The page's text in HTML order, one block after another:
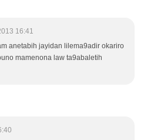
16:41
anetabih jayidan lilema9adir okariro
mamenona law ta9abaletih